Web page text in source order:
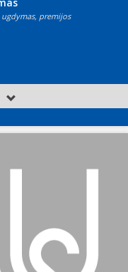
ugdymas, premijos